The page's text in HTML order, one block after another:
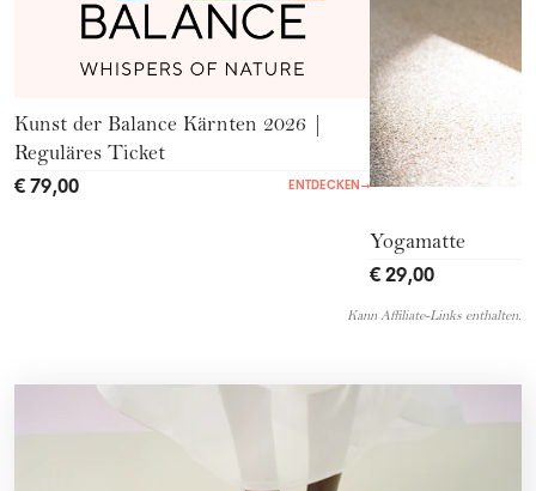
Kunst der Balance Kärnten 2026 |
Reguläres Ticket
€ 79,00 ENTDECKEN→
Yogamatte
€ 29,00
Kann Affiliate-Links enthalten.